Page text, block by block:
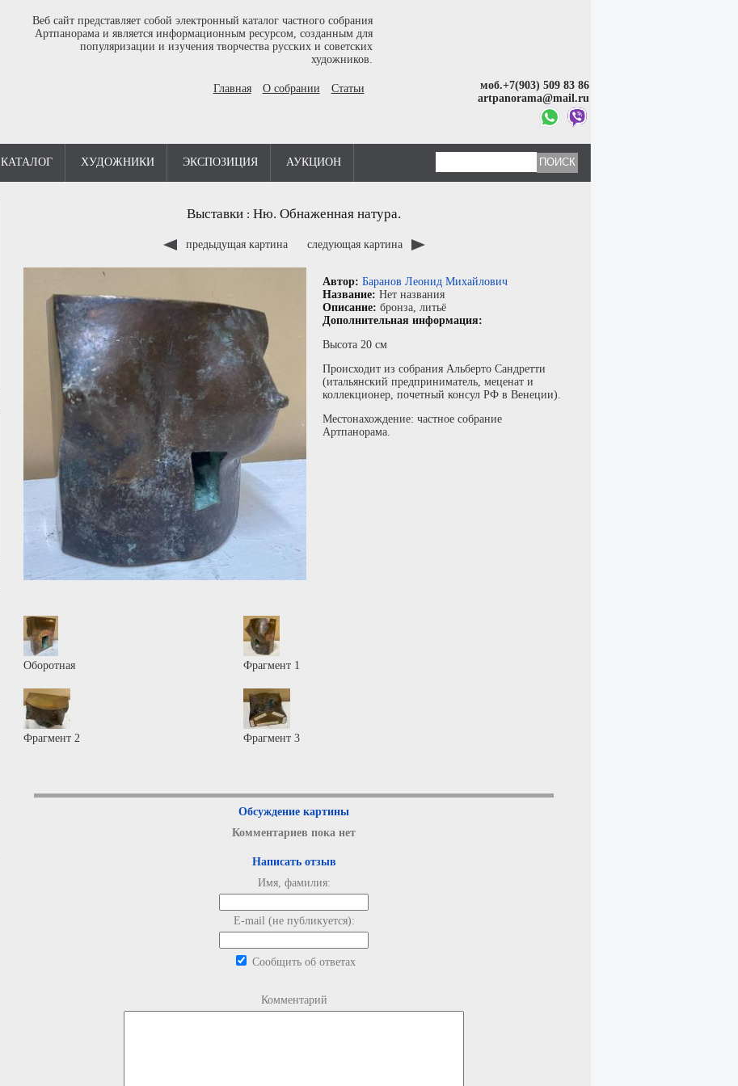
Веб сайт представляет собой электронный каталог частного собрания
Артпанорама и является информационным ресурсом, созданным для
популяризации и изучения творчества русских и советских
художников.
Главная О собрании Статьи
моб.+7(903) 509 83 86
artpanorama@mail.ru
КАТАЛОГ ХУДОЖНИКИ ЭКСПОЗИЦИЯ АУКЦИОН
Выставки : Ню. Обнаженная натура.
предыдущая картина следующая картина
Автор: Баранов Леонид Михайлович
Название: Нет названия
Описание: бронза, литьё
Дополнительная информация:
Высота 20 см
Происходит из собрания Альберто Сандретти
(итальянский предприниматель, меценат и
коллекционер, почетный консул РФ в Венеции).
Местонахождение: частное собрание
Артпанорама.
Оборотная Фрагмент 1
Фрагмент 2 Фрагмент 3
Обсуждение картины
Комментариев пока нет
Написать отзыв
Имя, фамилия:
E-mail (не публикуется):
Сообщить об ответах
Комментарий